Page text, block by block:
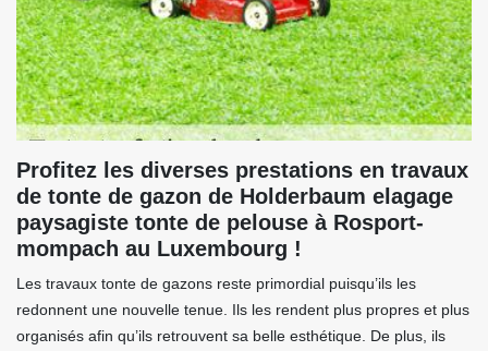
Profitez les diverses prestations en travaux
de tonte de gazon de Holderbaum elagage
paysagiste tonte de pelouse à Rosport-
mompach au Luxembourg !
Les travaux tonte de gazons reste primordial puisqu’ils les
redonnent une nouvelle tenue. Ils les rendent plus propres et plus
organisés afin qu’ils retrouvent sa belle esthétique. De plus, ils